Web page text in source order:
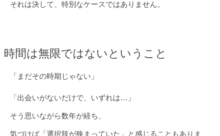
それは決して、特別なケースではありません。
時間は無限ではないということ
「まだその時期じゃない」
「出会いがないだけで、いずれは…」
そう思いながら数年が経ち、
気づけば「選択肢が狭まっていた」と感じることもありま